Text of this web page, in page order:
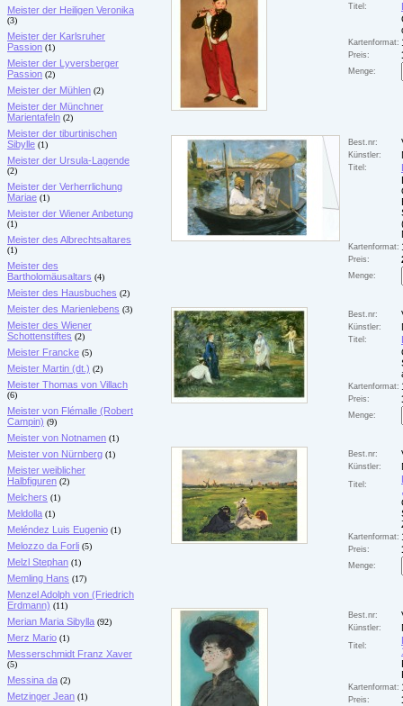
Meister der Heiligen Veronika
(3)
Meister der Karlsruher
Passion (1)
Meister der Lyversberger
Passion (2)
Meister der Mühlen (2)
Meister der Münchner
Marientafeln (2)
Meister der tiburtinischen
Sibylle (1)
Meister der Ursula-Lagende
(2)
Meister der Verherrlichung
Mariae (1)
Meister der Wiener Anbetung
(1)
Meister des Albrechtsaltares
(1)
Meister des
Bartholomäusaltars (4)
Meister des Hausbuches (2)
Meister des Marienlebens (3)
Meister des Wiener
Schottenstiftes (2)
Meister Francke (5)
Meister Martin (dt.) (2)
Meister Thomas von Villach
(6)
Meister von Flémalle (Robert
Campin) (9)
Meister von Notnamen (1)
Meister von Nürnberg (1)
Meister weiblicher
Halbfiguren (2)
Melchers (1)
Meldolla (1)
Meléndez Luis Eugenio (1)
Melozzo da Forli (5)
Melzl Stephan (1)
Memling Hans (17)
Menzel Adolph von (Friedrich
Erdmann) (11)
Merian Maria Sibylla (92)
Merz Mario (1)
Messerschmidt Franz Xaver
(5)
Messina da (2)
Metzinger Jean (1)
Titel:
Kartenformat:
Preis:
Menge:
Best.nr:
Künstler:
Titel:
Kartenformat:
Preis:
Menge:
Best.nr:
Künstler:
Titel:
Kartenformat:
Preis:
Menge:
Best.nr:
Künstler:
Titel:
Kartenformat:
Preis:
Menge:
Best.nr:
Künstler:
Titel:
Kartenformat:
Preis: